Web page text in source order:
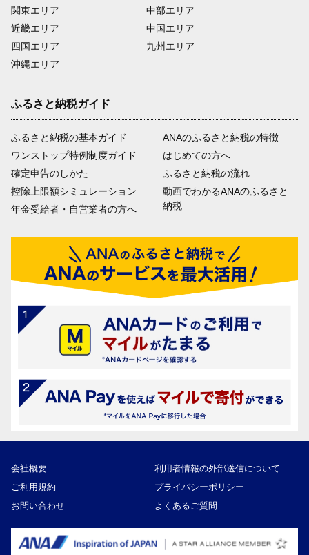
関東エリア
近畿エリア
四国エリア
沖縄エリア
中部エリア
中国エリア
九州エリア
ふるさと納税ガイド
ふるさと納税の基本ガイド
ワンストップ特例制度ガイド
確定申告のしかた
控除上限額シミュレーション
年金受給者・自営業者の方へ
ANAのふるさと納税の特徴
はじめての方へ
ふるさと納税の流れ
動画でわかるANAのふるさと
納税
会社概要
利用者情報の外部送信について
ご利用規約
プライバシーポリシー
お問い合わせ
よくあるご質問